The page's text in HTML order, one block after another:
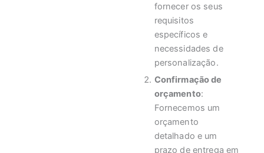
fornecer os seus
requisitos
específicos e
necessidades de
personalização.
Confirmação de
orçamento:
Fornecemos um
orçamento
detalhado e um
prazo de entrega em